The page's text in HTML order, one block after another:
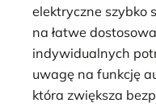
elektryczne szybko
na łatwe
indywidualnych
uwagę na funkcję
która zwiększa